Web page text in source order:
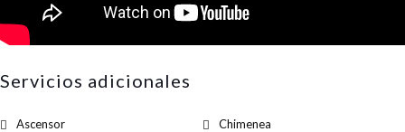
Servicios adicionales
Ascensor
Chimenea